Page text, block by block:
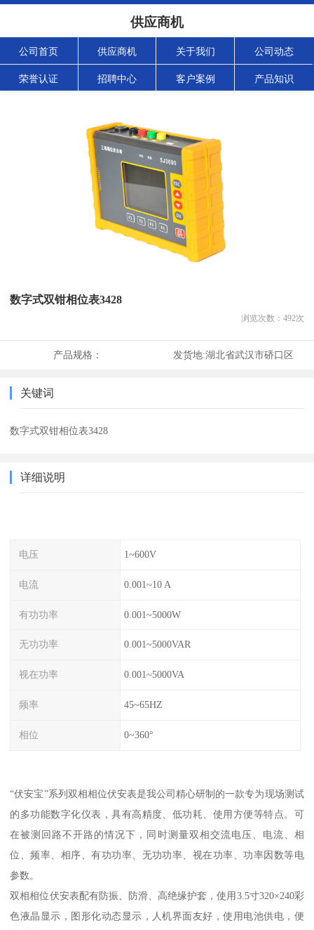
供应商机
公司首页 供应商机 关于我们 公司动态
荣誉认证 招聘中心 客户案例 产品知识
数字式双钳相位表3428
浏览次数： 492次
产品规格： 发货地:湖北省武汉市硚口区
关键词
数字式双钳相位表3428
详细说明
电压 1~600V
电流 0.001~10 A
有功功率 0.001~5000W
无功功率 0.001~5000VAR
视在功率 0.001~5000VA
频率 45~65HZ
相位 0~360°
“伏安宝”系列双相相位伏安表是我公司精心研制的一款专为现场测试
的多功能数字化仪表，具有高精度、低功耗、使用方便等特点。可
在被测回路不开路的情况下，同时测量双相交流电压、电流、相
位、频率、相序、有功功率、无功功率、视在功率、功率因数等电
参数。
双相相位伏安表配有防振、防滑、高绝缘护套，使用3.5寸320×240彩
色液晶显示，图形化动态显示，人机界面友好，使用电池供电，便